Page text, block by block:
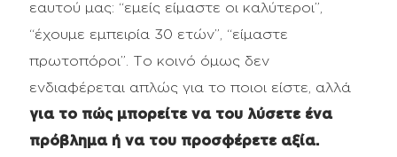
εαυτού μας: “εμείς είμαστε οι καλύτεροι”,
“έχουμε εμπειρία 30 ετών”, “είμαστε
πρωτοπόροι”. Το κοινό όμως δεν
ενδιαφέρεται απλώς για το ποιοι είστε, αλλά
για το πώς μπορείτε να του λύσετε ένα
πρόβλημα ή να του προσφέρετε αξία.